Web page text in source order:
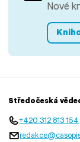
Nové
Středočeská
+420 312 813 154